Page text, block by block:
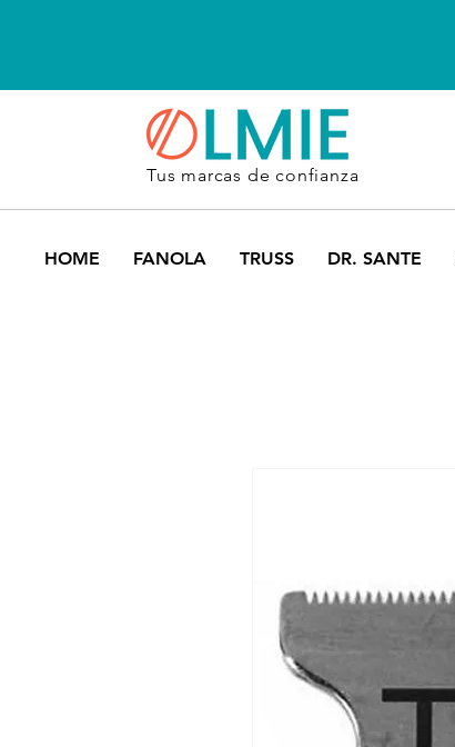
Tus marcas de confianza
HOME FANOLA TRUSS DR. SANTE